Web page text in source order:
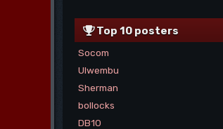
Top 10 posters
Socom
Ulwembu
Sherman
bollocks
DB10